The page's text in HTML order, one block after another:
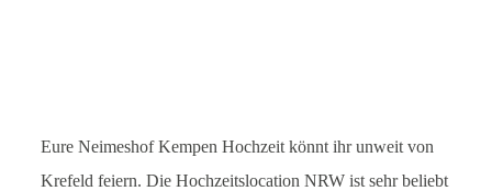
Eure Neimeshof Kempen Hochzeit könnt ihr unweit von
Krefeld feiern. Die Hochzeitslocation NRW ist sehr beliebt